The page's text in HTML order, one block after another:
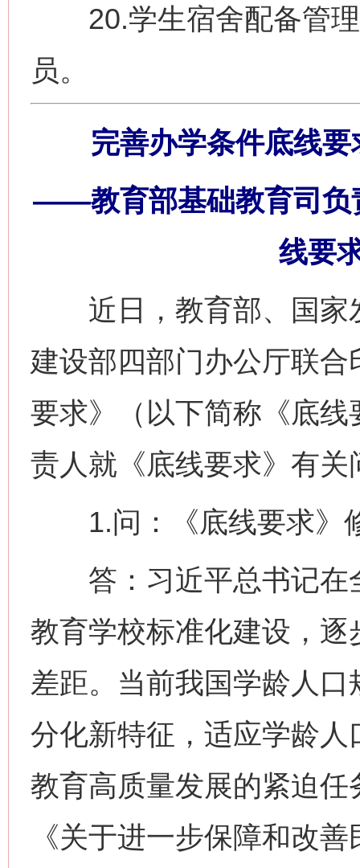
20.学生宿舍配备管理
员。
完善办学条件底线
——教育部基础教育司负
线要
近日，教育部、国家
建设部四部门办公厅联
要求》（以下简称《底
责人就《底线要求》有
1.问：《底线要求》
答：习近平总书记在
教育学校标准化建设，
差距。当前我国学龄人
分化新特征，适应学龄
教育高质量发展的紧迫
《关于进一步保障和改